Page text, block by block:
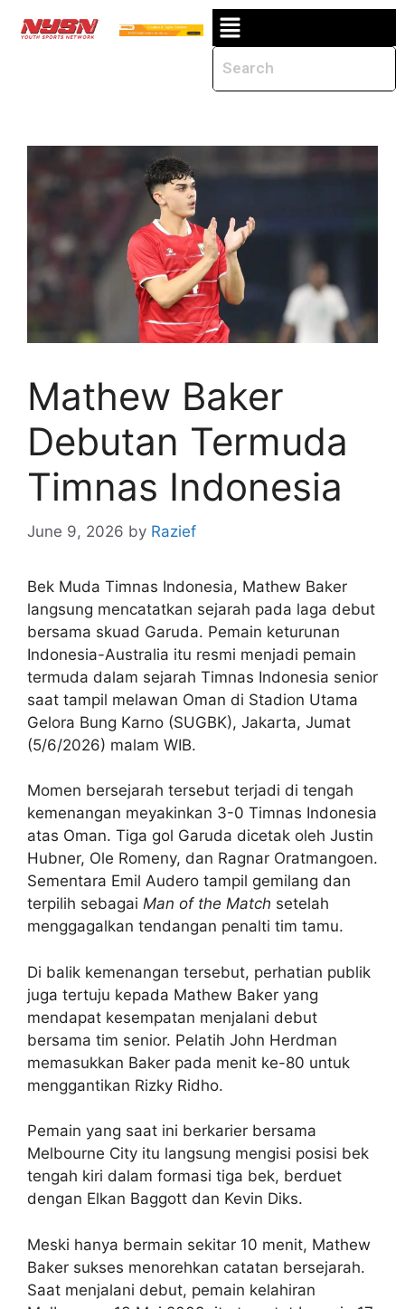
Mathew Baker
Debutan Termuda
Timnas Indonesia
June 9, 2026 by Razief
Bek Muda Timnas Indonesia, Mathew Baker
langsung mencatatkan sejarah pada laga debut
bersama skuad Garuda. Pemain keturunan
Indonesia-Australia itu resmi menjadi pemain
termuda dalam sejarah Timnas Indonesia senior
saat tampil melawan Oman di Stadion Utama
Gelora Bung Karno (SUGBK), Jakarta, Jumat
(5/6/2026) malam WIB.
Momen bersejarah tersebut terjadi di tengah
kemenangan meyakinkan 3-0 Timnas Indonesia
atas Oman. Tiga gol Garuda dicetak oleh Justin
Hubner, Ole Romeny, dan Ragnar Oratmangoen.
Sementara Emil Audero tampil gemilang dan
terpilih sebagai Man of the Match setelah
menggagalkan tendangan penalti tim tamu.
Di balik kemenangan tersebut, perhatian publik
juga tertuju kepada Mathew Baker yang
mendapat kesempatan menjalani debut
bersama tim senior. Pelatih John Herdman
memasukkan Baker pada menit ke-80 untuk
menggantikan Rizky Ridho.
Pemain yang saat ini berkarier bersama
Melbourne City itu langsung mengisi posisi bek
tengah kiri dalam formasi tiga bek, berduet
dengan Elkan Baggott dan Kevin Diks.
Meski hanya bermain sekitar 10 menit, Mathew
Baker sukses menorehkan catatan bersejarah.
Saat menjalani debut, pemain kelahiran